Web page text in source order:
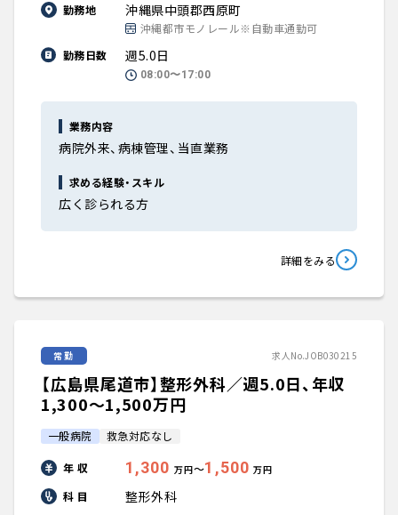
勤務地 沖縄県中頭郡西原町
沖縄都市モノレール※自動車通勤可
勤務日数
週5.0日
08:00〜17:00
業務内容
病院外来、病棟管理、当直業務
求める経験・スキル
広く診られる方
詳細をみる
常勤 求人No.JOB030215
【広島県尾道市】整形外科／週5.0日、年収
1,300〜1,500万円
一般病院 救急対応なし
年 収 1,300 万円〜1,500 万円
科 目 整形外科